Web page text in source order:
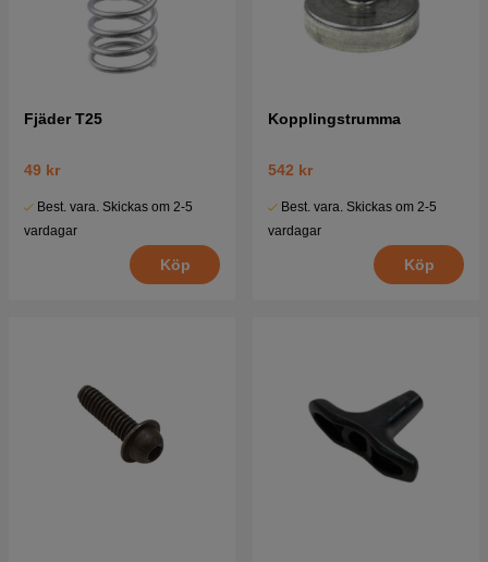
Fjäder T25
49 kr
Best. vara. Skickas om 2-5
vardagar
Köp
Kopplingstrumma
542 kr
Best. vara. Skickas om 2-5
vardagar
Köp